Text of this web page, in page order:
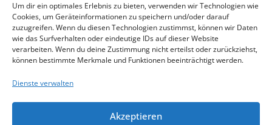
Um dir ein optimales Erlebnis zu bieten, verwenden wir Technologien wie
Cookies, um Geräteinformationen zu speichern und/oder darauf
zuzugreifen. Wenn du diesen Technologien zustimmst, können wir Daten
wie das Surfverhalten oder eindeutige IDs auf dieser Website
verarbeiten. Wenn du deine Zustimmung nicht erteilst oder zurückziehst,
können bestimmte Merkmale und Funktionen beeinträchtigt werden.
Dienste verwalten
Akzeptieren
Wirtschaft & Verkehr
Senioren & Inklusion